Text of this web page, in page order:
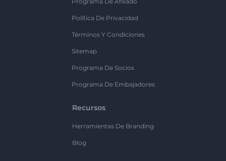
Política De Privacidad
Términos Y Condiciones
Sitemap
Programa De Socios
Programa De Embajadores
Recursos
Herramientas De Branding
Blog